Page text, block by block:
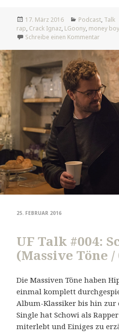
Veröffentlicht
am
17. März 2016 Kategorien
Podcast, Talk
rap, Crack Ignaz, LGoony, money boy
Schreibe einen Kommentarzu UF
25. FEBRUAR 2016
UF Talk #004:
(Massive Töne /
Die Massiven Töne haben
einmal komplett
Album-Klassiker bis hin zur
Single hat Schowi als
miterlebt und Einiges zu